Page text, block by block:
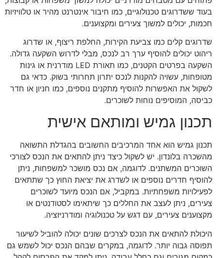
בעוד ששדרוגים טכנולוגיים, כמו חיבור אינטרנט מהיר או טלוויזיות
חכמות, יכולים למשוך צעירים ומקצוענים.
שדרוגים קלים כמו צביעת הקירות, החלפת ריצוף, או שדרוג
ריהוט יכולים להוסיף ערך רב לנכס, מבלי לדרוש השקעה גדולה.
השקעה בפרטים הקטנים, כמו תאורת LED מודרנית או גינות
מטופחות, עשויה להקנות לנכס יתרון תחרותי בשוק. כדאי גם
לשקול את האפשרות להוסיף מתקנים נוספים, כמו חניון או חדר
כביסה, המוסיפים נוחות לשוכרים.
תכנון גמיש ומותאם אישית
תכנון גמיש הוא אחד המרכיבים החשובים בהגדלת התשואה
מהשכרה בלונדון. יש לשקול כיצד ניתן להתאים את הנכס לצורכי
השוכרים המשתנים. לדוגמה, אם נכס מושכר למשפחות, ניתן
להוסיף חדרים נוספים או לשדרג את יציאת החוץ כך שתתאים
לפעילויות משפחתיות. במקביל, אם הנכס מיועד לשוכרים
צעירים, ניתן לעצב את החללים כך שיתאימו לסטודנטים או
מקצוענים צעירים, עם דגש על טכנולוגיה ומודרניזציה.
היכולת להתאים את הנכס לצרכים שונים יכולה להוביל לשיעור
תפוסה גבוה יותר. לדוגמה, במקרים שבהם הנכס יכול לשמש גם